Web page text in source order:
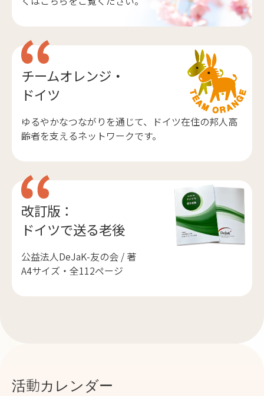
チームオレンジ・
ドイツ
ゆるやかなつながりを通じて、ドイツ在住の邦人高
齢者を支えるネットワークです。
改訂版：
ドイツで送る老後
公益法人DeJaK-友の会 / 著
A4サイズ・全112ページ
活動カレンダー